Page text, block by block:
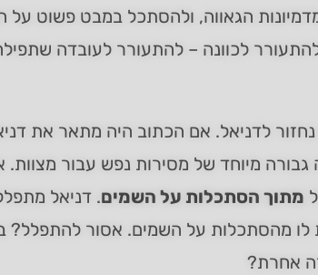
הגאווה, ולהסתכל במבט פשוט על
להתעורר לכוונה – להתעורר לעובדה
לדניאל. אם הכתוב היה מתאר את
מיוחד של מסירות נפש עבור
מתוך הסתכלות על השמים. דניאל
לו מהסתכלות על השמים. אסור
אחרת?